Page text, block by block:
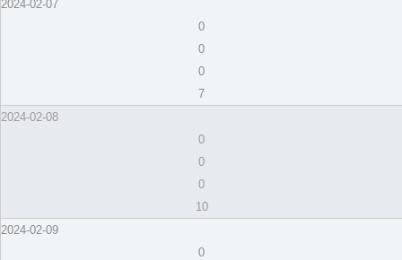
2024-02-07
0
0
0
7
2024-02-08
0
0
0
10
2024-02-09
0